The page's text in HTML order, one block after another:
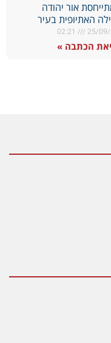
אור יהודה
האתיופית בעיר
25/
הכתבה »